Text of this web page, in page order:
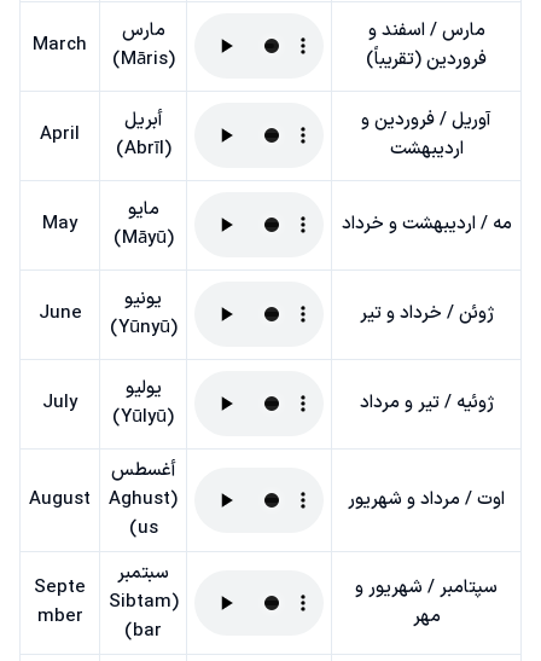
مارس / اسفند و
فروردین (تقریباً)
مارس
(Māris)
March
آوریل / فروردین و
اردیبهشت
أبريل
(Abrīl)
April
مه / اردیبهشت و خرداد
مايو
(Māyū)
May
ژوئن / خرداد و تیر
يونيو
(Yūnyū)
June
ژوئیه / تیر و مرداد
يوليو
(Yūlyū)
July
اوت / مرداد و شهریور
أغسطس
(Aghust
us)
August
سپتامبر / شهریور و
مهر
سبتمبر
(Sibtam
bar)
Septe
mber